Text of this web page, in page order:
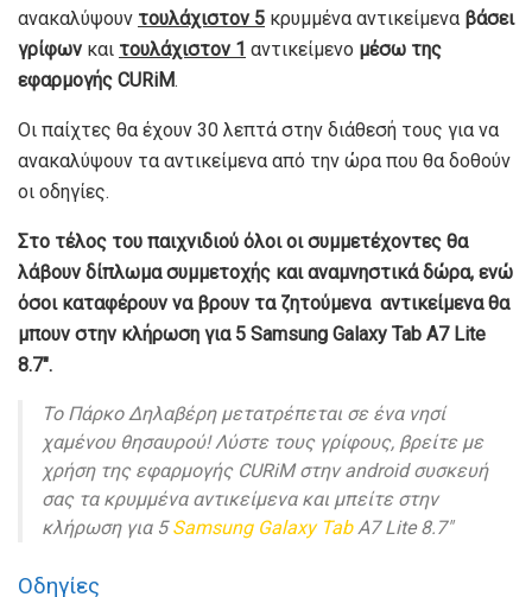
ανακαλύψουν τουλάχιστον 5 κρυμμένα αντικείμενα βάσει
γρίφων και τουλάχιστον 1 αντικείμενο μέσω της
εφαρμογής CURiM.
Οι παίχτες θα έχουν 30 λεπτά στην διάθεσή τους για να
ανακαλύψουν τα αντικείμενα από την ώρα που θα δοθούν
οι οδηγίες.
Στο τέλος του παιχνιδιού όλοι οι συμμετέχοντες θα
λάβουν δίπλωμα συμμετοχής και αναμνηστικά δώρα, ενώ
όσοι καταφέρουν να βρουν τα ζητούμενα αντικείμενα θα
μπουν στην κλήρωση για 5 Samsung Galaxy Tab A7 Lite
8.7″.
Το Πάρκο Δηλαβέρη μετατρέπεται σε ένα νησί
χαμένου θησαυρού! Λύστε τους γρίφους, βρείτε με
χρήση της εφαρμογής CURiM στην android συσκευή
σας τα κρυμμένα αντικείμενα και μπείτε στην
κλήρωση για 5Samsung Galaxy TabA7 Lite 8.7″
Οδηγίες